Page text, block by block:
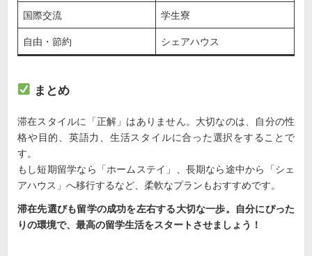
国際交流 学生寮
自由・節約 シェアハウス
まとめ
滞在スタイルに「正解」はありません。大切なのは、自分の性
格や目的、英語力、生活スタイルに合った選択をすることで
す。
もし短期留学なら「ホームステイ」、長期なら途中から「シェ
アハウス」へ移行するなど、柔軟なプランもおすすめです。
滞在先選びも留学の成功を左右する大切な一歩。自分にぴった
りの環境で、最高の留学生活をスタートさせましょう！